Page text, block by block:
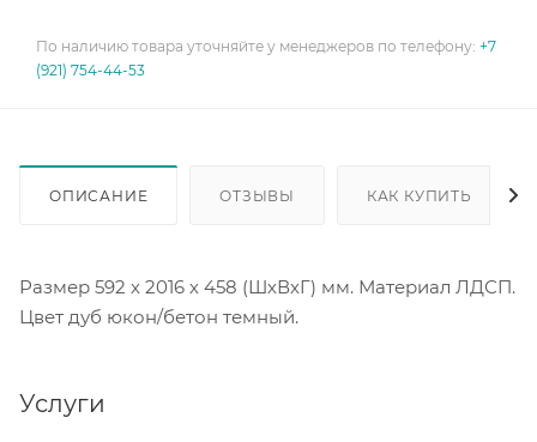
По наличию товара уточняйте у менеджеров по телефону: +7
(921) 754-44-53
ОПИСАНИЕ ОТЗЫВЫ КАК КУПИТЬ
Размер 592 х 2016 х 458 (ШхВхГ) мм. Материал ЛДСП.
Цвет дуб юкон/бетон темный.
Услуги